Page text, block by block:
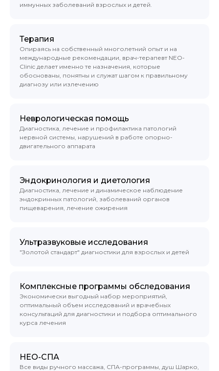
иммунных заболеваний взрослых и детей.
Терапия
Опираясь на собственный многолетний опыт и на
международные рекомендации, врач-терапевт NEO-
Clinic делает именно те назначения, которые
обоснованы, понятны и служат шагом к правильному
диагнозу или излечению
Неврологическая помощь
Диагностика, лечение и профилактика патологий
нервной системы, нарушений в работе опорно-
двигательного аппарата
Эндокринология и диетология
Диагностика, лечение и динамическое наблюдение
эндокринных патологий, заболеваний органов
пищеварения, лечение ожирения
Ультразвуковые исследования
"Золотой стандарт" диагностики для взрослых и детей
Комплексные программы обследования
Экономически выгодный набор мероприятий,
оптимальный объем исследований и врачебных
консультаций для диагностики и подбора оптимального
курса лечения
НЕО-СПА
Все виды ручного массажа, СПА-программы, душ Шарко,